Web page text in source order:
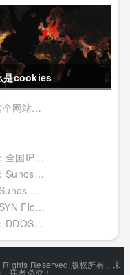
扫描
是cookies
你们下载过哪些成人影片，都被这个网站记下了
《30天打造安全工程师》第27天：全国IP模糊分析
《30天打造安全工程师》第27天：Sunos（二）
《30天打造安全工程师》第26天:Sunos （一）
《30天打造安全工程师》第25天:SYN Flood攻击
《30天打造安全工程师》第24天：DDOS攻击
Reserved.版权所有，未
违者必究！